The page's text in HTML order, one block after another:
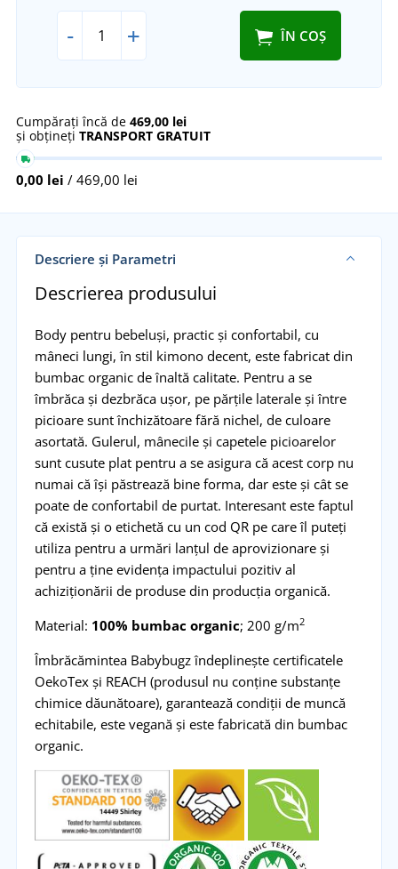
- + ÎN COȘ
Cumpărați încă de 469,00 lei
și obțineți TRANSPORT GRATUIT
0,00 lei / 469,00 lei
Descriere și Parametri
Descrierea produsului
Body pentru bebeluși, practic și confortabil, cu
mâneci lungi, în stil kimono decent, este fabricat din
bumbac organic de înaltă calitate. Pentru a se
îmbrăca și dezbrăca ușor, pe părțile laterale și între
picioare sunt închizătoare fără nichel, de culoare
asortată. Gulerul, mânecile și capetele picioarelor
sunt cusute plat pentru a se asigura că acest corp nu
numai că își păstrează bine forma, dar este și cât se
poate de confortabil de purtat. Interesant este faptul
că există și o etichetă cu un cod QR pe care îl puteți
utiliza pentru a urmări lanțul de aprovizionare și
pentru a ține evidența impactului pozitiv al
achiziționării de produse din producția organică.
Material: 100% bumbac organic; 200 g/m2
Îmbrăcămintea Babybugz îndeplinește certificatele
OekoTex și REACH (produsul nu conține substanțe
chimice dăunătoare), garantează condiții de muncă
echitabile, este vegană și este fabricată din bumbac
organic.